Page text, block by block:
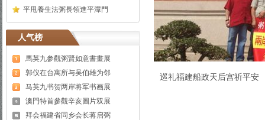
平甩養生法粥長領進平潭門
人气榜
馬英九参觀粥賢如意書畫展
郭仪在台寓所与吴伯雄为邻
马英九书贺两岸将军书画展
澳門特首參觀辛亥圖片双展
拜会福建省同乡会长蒋启弼
巡礼福建船政天后宫祈平安